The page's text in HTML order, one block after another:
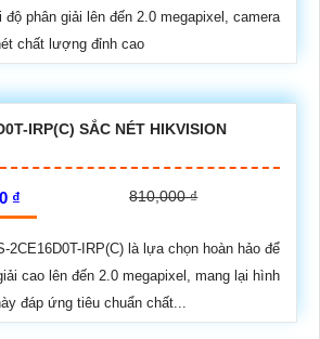
phân giải lên đến 2.0 megapixel, camera
chất lượng đỉnh cao
IRP(C) SẮC NÉT HIKVISION
₫ 810,000 ₫
2CE16D0T-IRP(C) là lựa chọn hoàn hảo để
cao lên đến 2.0 megapixel, mang lại hình
đáp ứng tiêu chuẩn chất...